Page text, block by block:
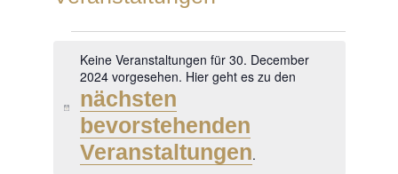
VERANSTALTUNGEN
FÜR
30.
DECEMBER
Hinweis
Keine Veranstaltungen für 30. December
2024 vorgesehen. Hier geht es zu den
nächsten
bevorstehenden
Veranstaltungen.